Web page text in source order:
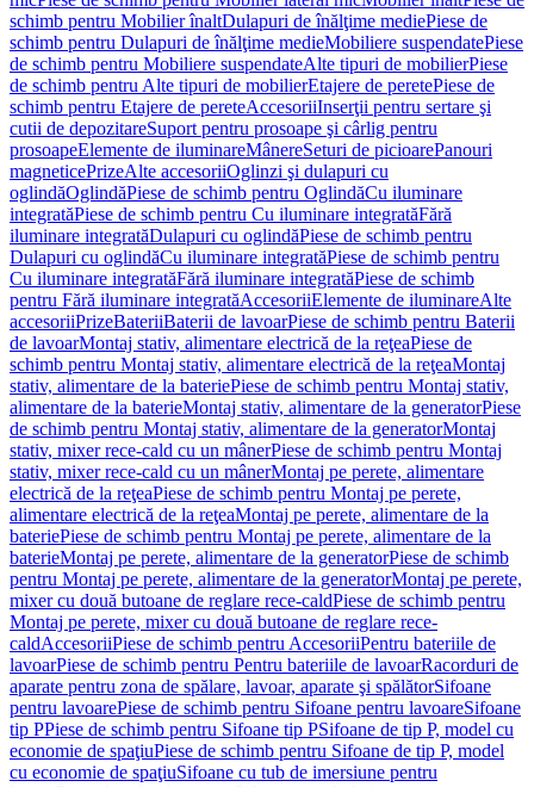
schimb pentru Mobilier înaltDulapuri de înălţime mediePiese de
schimb pentru Dulapuri de înălţime medieMobiliere suspendatePiese
de schimb pentru Mobiliere suspendateAlte tipuri de mobilierPiese
de schimb pentru Alte tipuri de mobilierEtajere de peretePiese de
schimb pentru Etajere de pereteAccesoriiInserţii pentru sertare şi
cutii de depozitareSuport pentru prosoape şi cârlig pentru
prosoapeElemente de iluminareMânereSeturi de picioarePanouri
magneticePrizeAlte accesoriiOglinzi şi dulapuri cu
oglindăOglindăPiese de schimb pentru OglindăCu iluminare
integratăPiese de schimb pentru Cu iluminare integratăFără
iluminare integratăDulapuri cu oglindăPiese de schimb pentru
Dulapuri cu oglindăCu iluminare integratăPiese de schimb pentru
Cu iluminare integratăFără iluminare integratăPiese de schimb
pentru Fără iluminare integratăAccesoriiElemente de iluminareAlte
accesoriiPrizeBateriiBaterii de lavoarPiese de schimb pentru Baterii
de lavoarMontaj stativ, alimentare electrică de la reţeaPiese de
schimb pentru Montaj stativ, alimentare electrică de la reţeaMontaj
stativ, alimentare de la bateriePiese de schimb pentru Montaj stativ,
alimentare de la baterieMontaj stativ, alimentare de la generatorPiese
de schimb pentru Montaj stativ, alimentare de la generatorMontaj
stativ, mixer rece-cald cu un mânerPiese de schimb pentru Montaj
stativ, mixer rece-cald cu un mânerMontaj pe perete, alimentare
electrică de la reţeaPiese de schimb pentru Montaj pe perete,
alimentare electrică de la reţeaMontaj pe perete, alimentare de la
bateriePiese de schimb pentru Montaj pe perete, alimentare de la
baterieMontaj pe perete, alimentare de la generatorPiese de schimb
pentru Montaj pe perete, alimentare de la generatorMontaj pe perete,
mixer cu două butoane de reglare rece-caldPiese de schimb pentru
Montaj pe perete, mixer cu două butoane de reglare rece-
caldAccesoriiPiese de schimb pentru AccesoriiPentru bateriile de
lavoarPiese de schimb pentru Pentru bateriile de lavoarRacorduri de
aparate pentru zona de spălare, lavoar, aparate şi spălătorSifoane
pentru lavoarePiese de schimb pentru Sifoane pentru lavoareSifoane
tip PPiese de schimb pentru Sifoane tip PSifoane de tip P, model cu
economie de spaţiuPiese de schimb pentru Sifoane de tip P, model
cu economie de spaţiuSifoane cu tub de imersiune pentru